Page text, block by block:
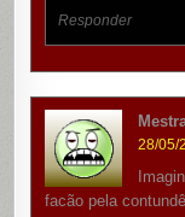
Responder
28/05/
facão pela